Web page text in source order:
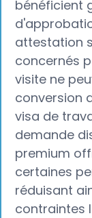
bénéficient
attestation
concernés
visite ne
conversion
visa de
demande
premium
certaines
réduisant
contraintes